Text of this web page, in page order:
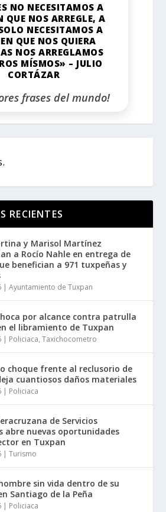
NO NECESITAMOS A
QUE NOS ARREGLE, A
NECESITAMOS A
QUE NOS QUIERA
NOS ARREGLAMOS
MÍSMOS» – JULIO
CORTÁZAR
frases del mundo!
RECIENTES
y Marisol Martínez
a Rocío Nahle en entrega de
benefician a 971 tuxpeñas y
|Ayuntamiento de Tuxpan
por alcance contra patrulla
el libramiento de Tuxpan
| Policiaca,Taxichocometro
choque frente al reclusorio de
cuantiosos daños materiales
| Policiaca
de Servicios
abre nuevas oportunidades
en Tuxpan
|Turismo
sin vida dentro de su
Santiago de la Peña
| Policiaca